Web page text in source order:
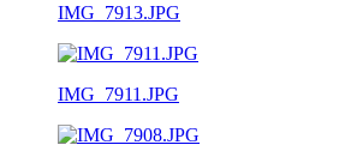
IMG_7913.JPG
IMG_7911.JPG